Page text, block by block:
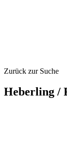
Zurück zur Suche
Heberling /